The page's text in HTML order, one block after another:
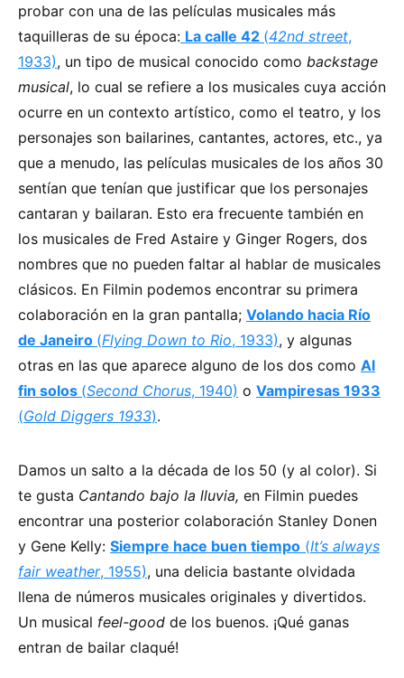
probar con una de las películas musicales más
taquilleras de su época: La calle 42 (42nd street,
1933), un tipo de musical conocido como backstage
musical, lo cual se refiere a los musicales cuya acción
ocurre en un contexto artístico, como el teatro, y los
personajes son bailarines, cantantes, actores, etc., ya
que a menudo, las películas musicales de los años 30
sentían que tenían que justificar que los personajes
cantaran y bailaran. Esto era frecuente también en
los musicales de Fred Astaire y Ginger Rogers, dos
nombres que no pueden faltar al hablar de musicales
clásicos. En Filmin podemos encontrar su primera
colaboración en la gran pantalla; Volando hacia Río
de Janeiro (Flying Down to Rio, 1933), y algunas
otras en las que aparece alguno de los dos como Al
fin solos (Second Chorus, 1940) o Vampiresas 1933
(Gold Diggers 1933).
Damos un salto a la década de los 50 (y al color). Si
te gusta Cantando bajo la lluvia, en Filmin puedes
encontrar una posterior colaboración Stanley Donen
y Gene Kelly: Siempre hace buen tiempo (It’s always
fair weather, 1955), una delicia bastante olvidada
llena de números musicales originales y divertidos.
Un musical feel-good de los buenos. ¡Qué ganas
entran de bailar claqué!